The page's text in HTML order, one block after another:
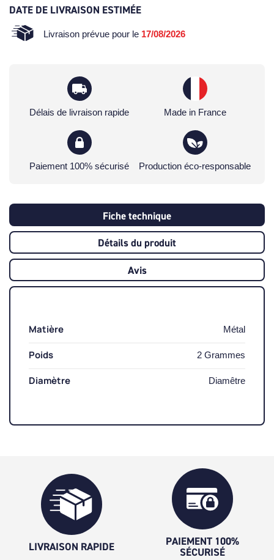
DATE DE LIVRAISON ESTIMÉE
Livraison prévue pour le 17/08/2026
Délais de livraison rapide Made in France
Paiement 100% sécurisé Production éco-responsable
Fiche technique
Détails du produit
Avis
Matière Métal
Poids 2 Grammes
Diamètre Diamêtre
LIVRAISON RAPIDE
PAIEMENT 100%
SÉCURISÉ